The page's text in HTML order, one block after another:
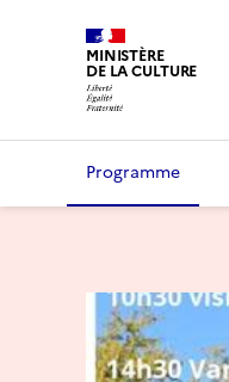
MINISTÈRE
DE LA CULTURE
Programme